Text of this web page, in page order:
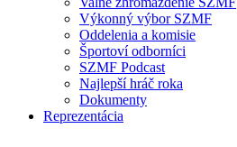
Výkonný výbor SZMF
Oddelenia a komisie
Športoví odborníci
SZMF Podcast
Najlepší hráč roka
Dokumenty
Reprezentácia